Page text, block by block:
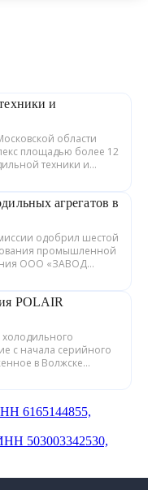
и
области
площадью более 12
техники и
агрегатов в
одобрил шестой
промышленной
ООО «ЗАВОД
POLAIR
с начала серийного
в Волжске